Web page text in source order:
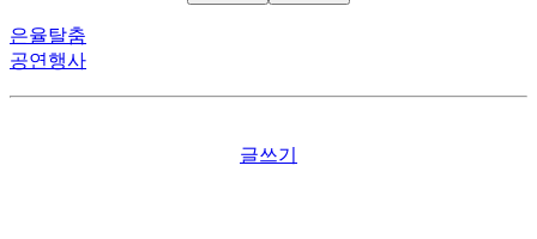
은율탈춤
공연행사
글쓰기